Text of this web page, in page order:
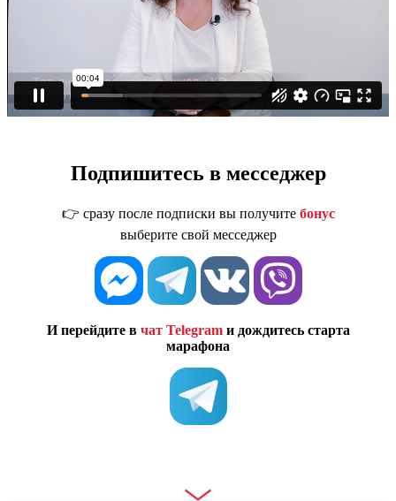
Подпишитесь в месседжер
👉 сразу после подписки вы получите бонус
выберите свой месседжер
И перейдите в чат Telegramи дождитесь старта
марафона